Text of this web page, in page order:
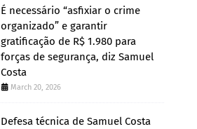
É necessário “asfixiar o crime
organizado” e garantir
gratificação de R$ 1.980 para
forças de segurança, diz Samuel
Costa
March 20, 2026
Defesa técnica de Samuel Costa